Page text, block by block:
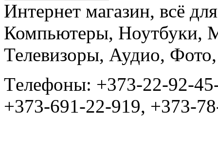
Интернет магазин, всё
Компьютеры, Ноутбуки,
Телевизоры, Аудио,
Tелефоны: +373-22-92-
+373-691-22-919, +373-